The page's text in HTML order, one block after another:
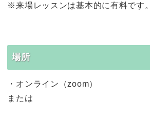
※来場レッスンは基本的に有料です。
場所
・オンライン（zoom）
または